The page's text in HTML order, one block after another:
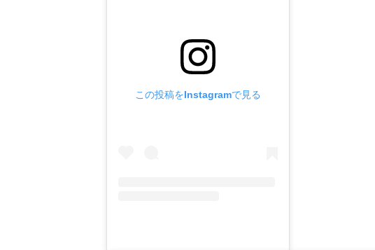
この投稿をInstagramで見る